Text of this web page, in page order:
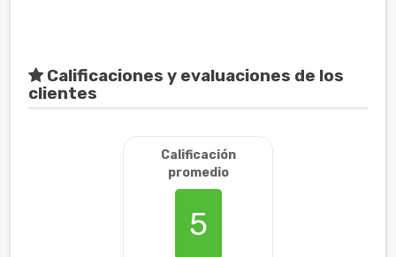
Calificaciones y evaluaciones de los
clientes
Calificación
promedio
5